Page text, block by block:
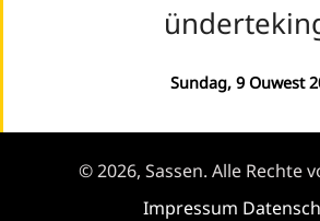
Sundag, 9 Ouwest
© 2026, Sassen. Alle Rechte
Impressum